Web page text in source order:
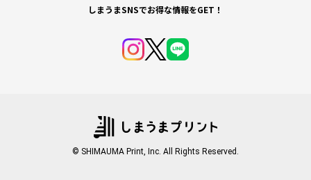
しまうまSNSでお得な情報をGET！
© SHIMAUMA Print, Inc. All Rights Reserved.